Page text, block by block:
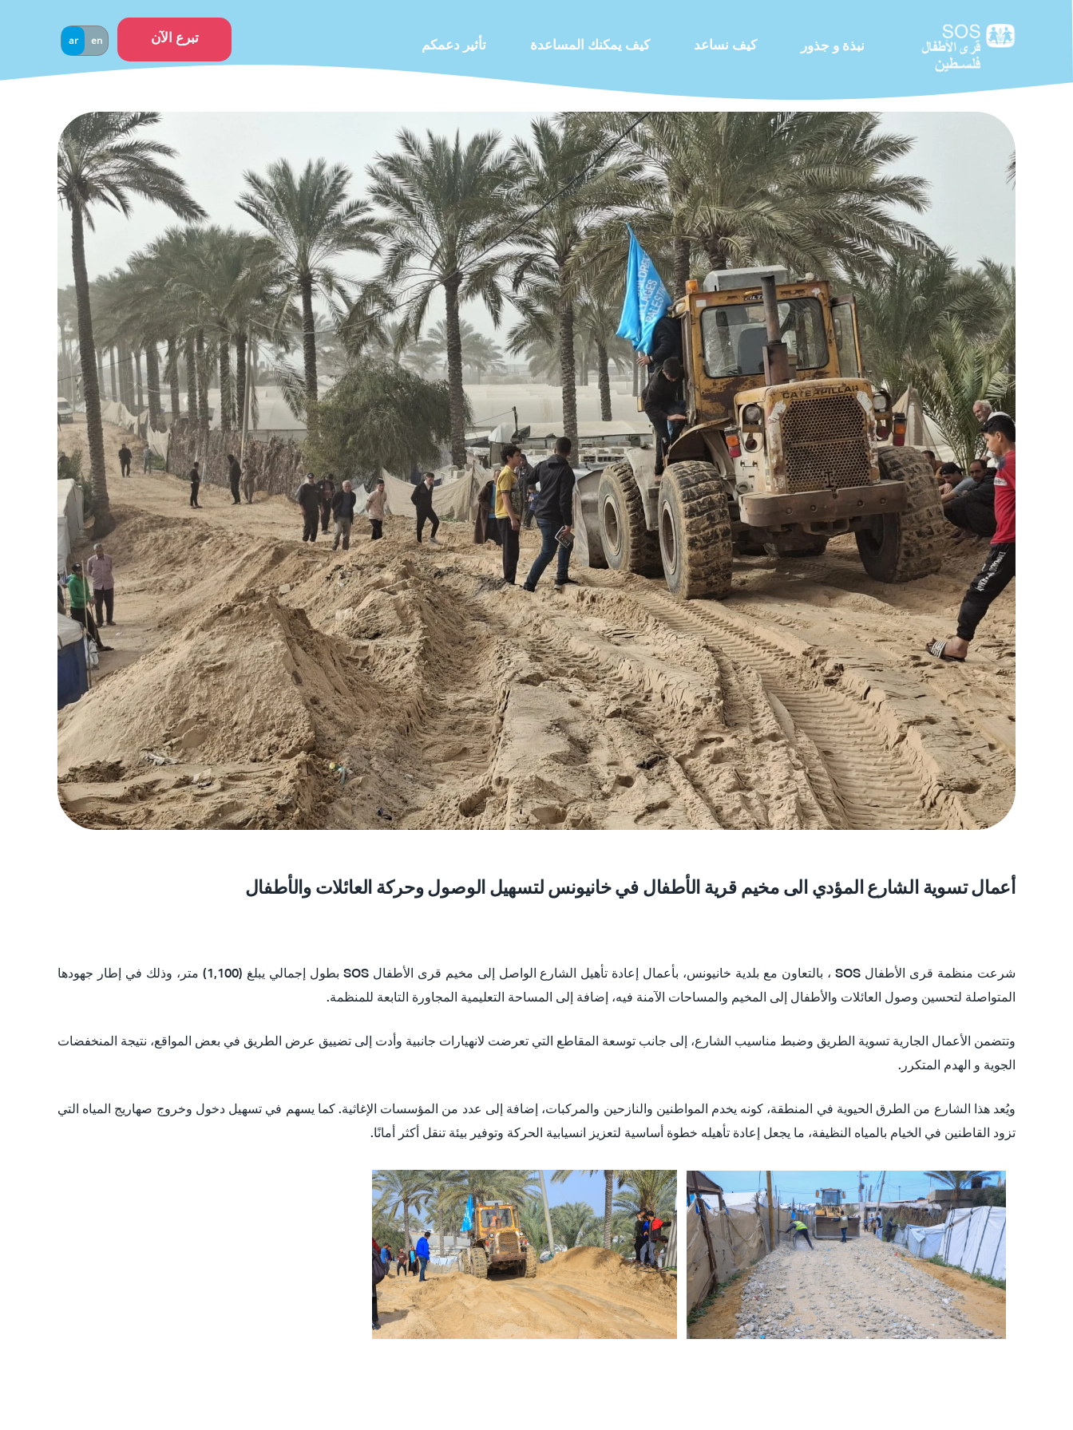
نبذة و جذور كيف نساعد كيف يمكنك المساعدة تأثير دعمكم تبرع الآن en
ar
أعمال تسوية الشارع المؤدي الى مخيم قرية الأطفال في خانيونس لتسهيل الوصول وحركة العائلات والأطفال
شرعت منظمة قرى الأطفال SOS ، بالتعاون مع بلدية خانيونس، بأعمال إعادة تأهيل الشارع الواصل إلى مخيم قرى الأطفال SOS بطول إجمالي يبلغ (1,100) متر، وذلك في إطار جهودها
المتواصلة لتحسين وصول العائلات والأطفال إلى المخيم والمساحات الآمنة فيه، إضافة إلى المساحة التعليمية المجاورة التابعة للمنظمة.
وتتضمن الأعمال الجارية تسوية الطريق وضبط مناسيب الشارع، إلى جانب توسعة المقاطع التي تعرضت لانهيارات جانبية وأدت إلى تضييق عرض الطريق في بعض المواقع، نتيجة المنخفضات
الجوية و الهدم المتكرر.
ويُعد هذا الشارع من الطرق الحيوية في المنطقة، كونه يخدم المواطنين والنازحين والمركبات، إضافة إلى عدد من المؤسسات الإغاثية. كما يسهم في تسهيل دخول وخروج صهاريج المياه التي
تزود القاطنين في الخيام بالمياه النظيفة، ما يجعل إعادة تأهيله خطوة أساسية لتعزيز انسيابية الحركة وتوفير بيئة تنقل أكثر أمانًا.